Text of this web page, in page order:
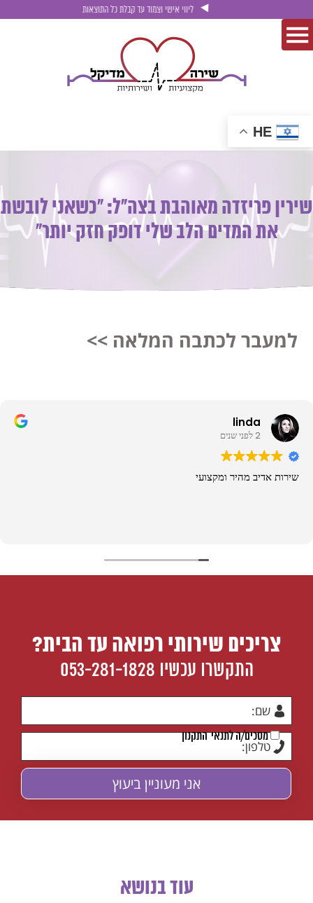
ליווי אישי וצמוד עד קבלת כל התוצאות
HE
שירין פריזדה מאוהבת בצה"ל: "כשאני לובשת
את המדים הלב שלי דופק חזק יותר"
למעבר לכתבה המלאה >>
linda
2 לפני שנים
שירות אדיב מהיר ומקצועי
צריכים שירותי רפואה עד הבית?
התקשרו עכשיו 053-281-1828
מסכים/ה לתנאי התקנון
עוד בנושא